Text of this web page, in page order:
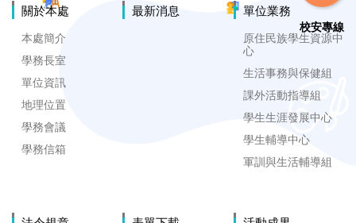
校安專線
關於本處
本處簡介
學務長室
單位資訊
地理位置
學務會議
學務信箱
最新消息 單位業務
原住民族學生資源中
心
生活事務與保健組
課外活動指導組
學生生涯發展中心
學生輔導中心
軍訓與生活輔導組